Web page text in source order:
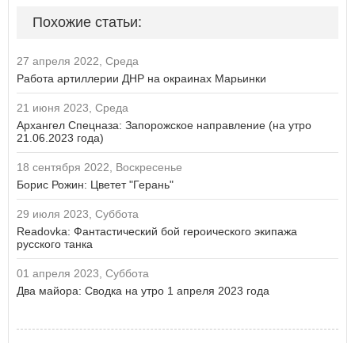
Похожие статьи:
27 апреля 2022, Среда
Работа артиллерии ДНР на окраинах Марьинки
21 июня 2023, Среда
Архангел Спецназа: Запорожское направление (на утро
21.06.2023 года)
18 сентября 2022, Воскресенье
Борис Рожин: Цветет "Герань"
29 июля 2023, Суббота
Readovka: Фантастический бой героического экипажа
русского танка
01 апреля 2023, Суббота
Два майора: Сводка на утро 1 апреля 2023 года